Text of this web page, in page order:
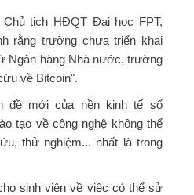
tịch HĐQT Đại học FPT,
rằng trường chưa triển khai
Ngân hàng Nhà nước, trường
về Bitcoin".
đề mới của nền kinh tế số
tạo về công nghệ không thể
thử nghiệm... nhất là trong
sinh viên về việc có thể sử